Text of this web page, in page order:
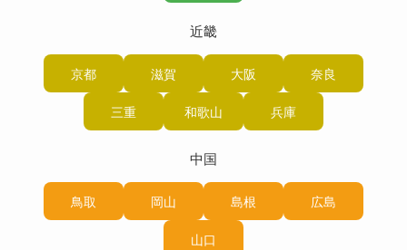
近畿
京都 滋賀 大阪 奈良
三重 和歌山 兵庫
中国
鳥取 岡山 島根 広島
山口